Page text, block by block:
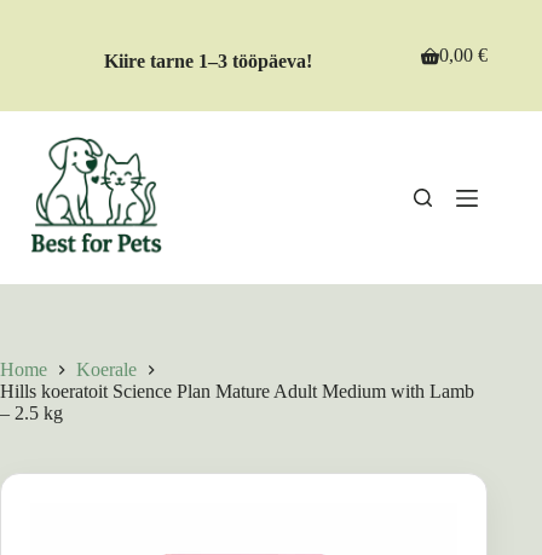
Kiire tarne 1–3 tööpäeva!
Shopping
0,00€
Home
Koerale
Hills koeratoit Science Plan Mature Adult Medium with Lamb
– 2.5 kg